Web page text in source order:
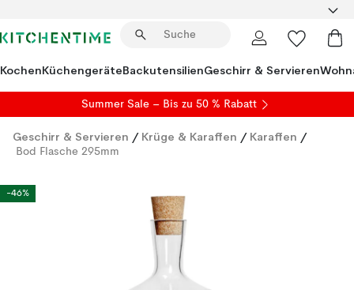
KochenKüchengeräteBackutensilienGeschirr & Servieren
Summer Sale – Bis zu 50 % Rabatt
Geschirr & Servieren / Krüge & Karaffen / Karaffen /
Bod Flasche 295mm
-46%